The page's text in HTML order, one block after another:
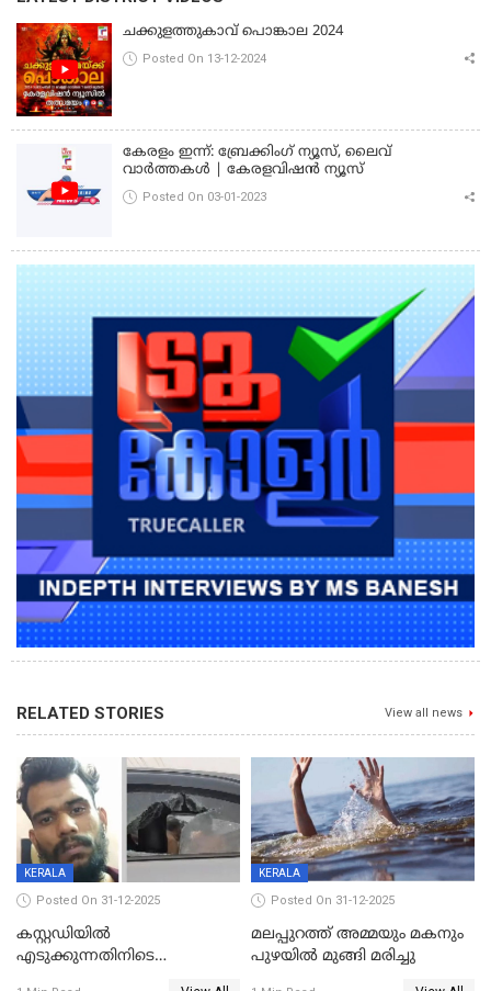
ചക്കുളത്തുകാവ് പൊങ്കാല 2024
Posted On 13-12-2024
കേരളം ഇന്ന്: ബ്രേക്കിംഗ് ന്യൂസ്, ലൈവ്
വാർത്തകൾ | കേരളവിഷൻ ന്യൂസ്
Posted On 03-01-2023
RELATED STORIES View all news
KERALA
Posted On 31-12-2025
കസ്റ്റഡിയിൽ
എടുക്കുന്നതിനിടെ
KERALA
Posted On 31-12-2025
മലപ്പുറത്ത് അമ്മയും മകനും
പുഴയിൽ മുങ്ങി മരിച്ചു